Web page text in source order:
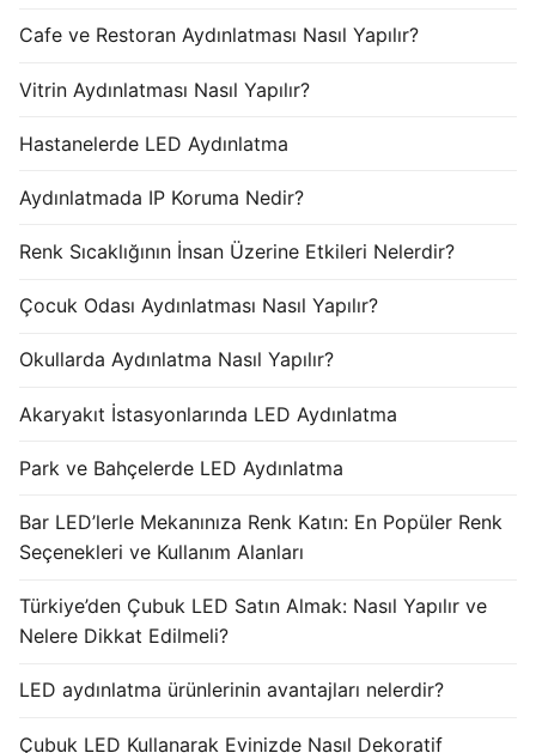
Cafe ve Restoran Aydınlatması Nasıl Yapılır?
Vitrin Aydınlatması Nasıl Yapılır?
Hastanelerde LED Aydınlatma
Aydınlatmada IP Koruma Nedir?
Renk Sıcaklığının İnsan Üzerine Etkileri Nelerdir?
Çocuk Odası Aydınlatması Nasıl Yapılır?
Okullarda Aydınlatma Nasıl Yapılır?
Akaryakıt İstasyonlarında LED Aydınlatma
Park ve Bahçelerde LED Aydınlatma
Bar LED’lerle Mekanınıza Renk Katın: En Popüler Renk
Seçenekleri ve Kullanım Alanları
Türkiye’den Çubuk LED Satın Almak: Nasıl Yapılır ve
Nelere Dikkat Edilmeli?
LED aydınlatma ürünlerinin avantajları nelerdir?
Çubuk LED Kullanarak Evinizde Nasıl Dekoratif